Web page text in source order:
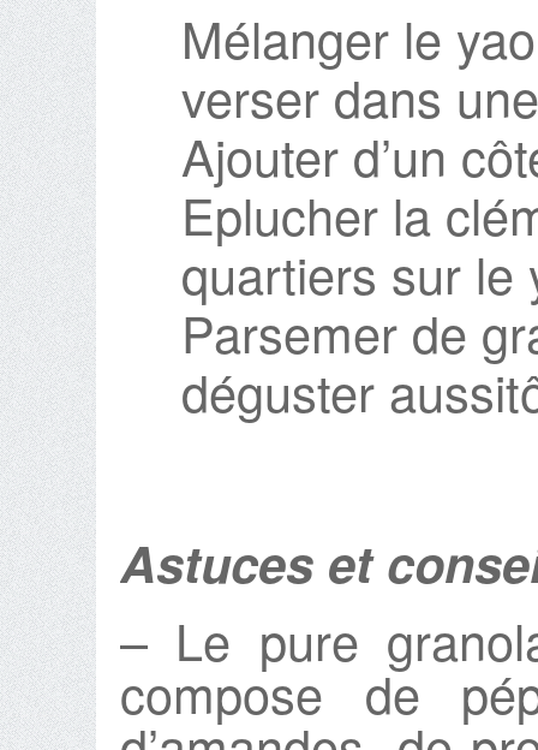
Mélanger le
verser dans
Ajouter d’un
Eplucher la
quartiers sur le
Parsemer de
déguster
Astuces et
– Le pure
compose de